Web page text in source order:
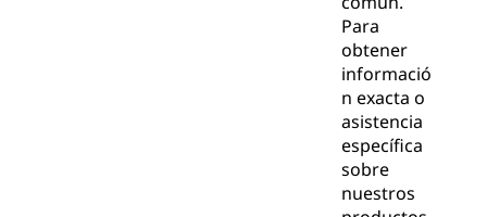
Para
obtener
informació
n exacta o
asistencia
específica
sobre
nuestros